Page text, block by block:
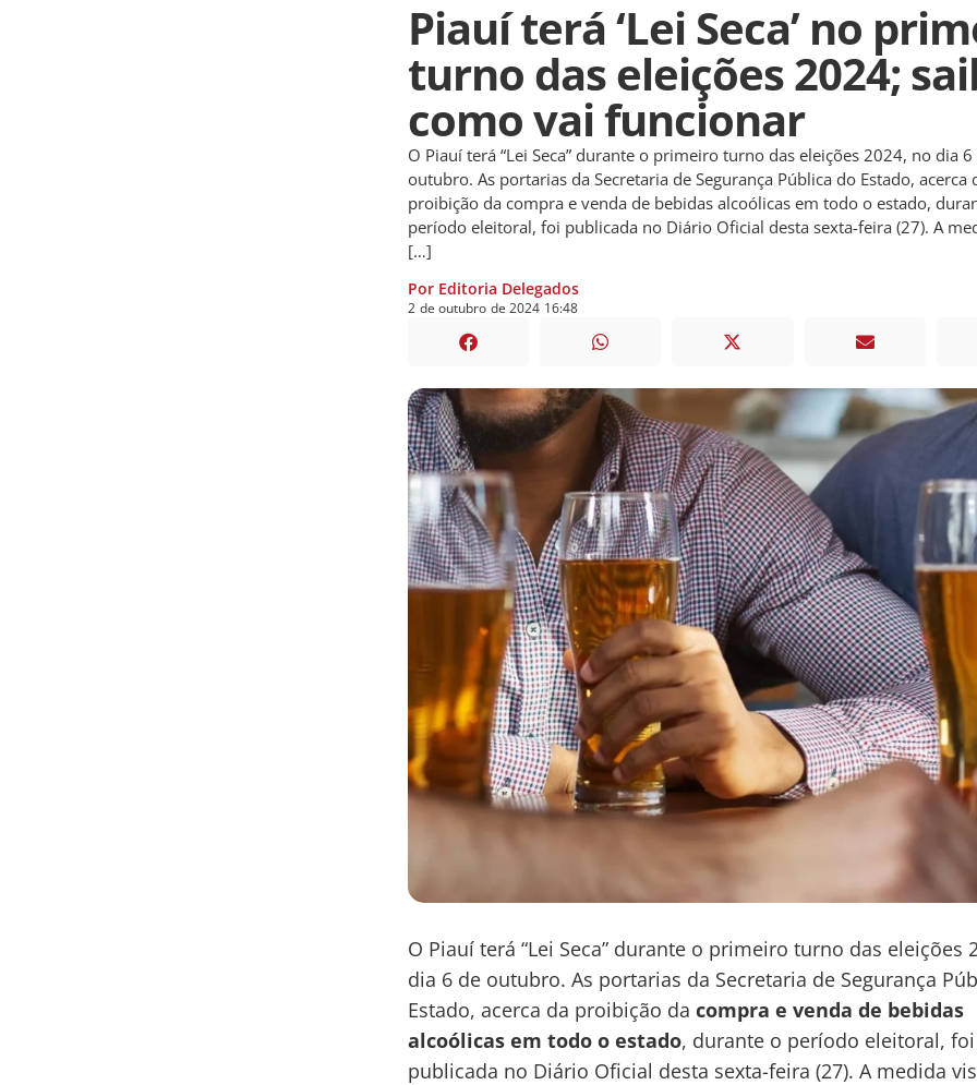
Piauí terá ‘Lei Seca’ no
turno das eleições 2024;
como vai funcionar
O Piauí terá “Lei Seca” durante o primeiro turno das eleições 2024, no dia 6
outubro. As portarias da Secretaria de Segurança Pública do Estado, acerca
proibição da compra e venda de bebidas alcoólicas em todo o estado,
período eleitoral, foi publicada no Diário Oficial desta sexta-feira (27). A
[…]
Por Editoria Delegados
2 deoutubro de2024 16:48
O Piauí terá “Lei Seca” durante o primeiro turno das eleições
dia 6 de outubro. As portarias da Secretaria de Segurança
Estado, acerca da proibição dacompra e venda de bebidas
alcoólicas em todo o estado, durante o período eleitoral, foi
publicada no Diário Oficial desta sexta-feira (27). A medida